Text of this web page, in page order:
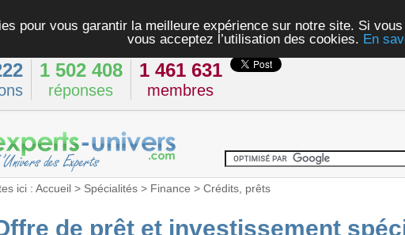
pour vous garantir la meilleure expérience sur notre site. Si
vous acceptez l’utilisation des cookies. En
1 502 408
réponses
1 461 631
membres
ici : Accueil> Spécialités> Finance > Crédits, prêts
de prêt et investissement